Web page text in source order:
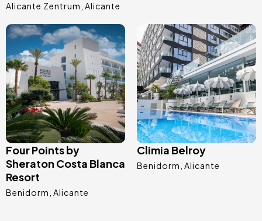
Alicante Zentrum Alicante
Bild
Four Points by
Sheraton Costa Blanca
Resort
Benidorm Alicante
Bild
Climia Belroy
Benidorm Alicante